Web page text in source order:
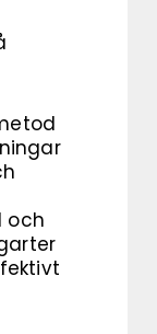
och